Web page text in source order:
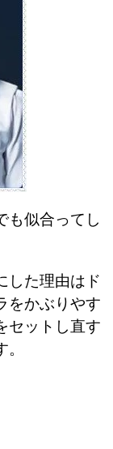
も似合ってし
した理由はド
をかぶりやす
セットし直す